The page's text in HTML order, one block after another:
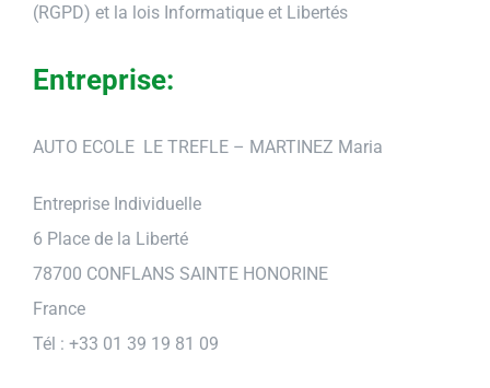
(RGPD) et la lois Informatique et Libertés
Entreprise:
AUTO ECOLE LE TREFLE – MARTINEZ Maria
Entreprise Individuelle
6 Place de la Liberté
78700 CONFLANS SAINTE HONORINE
France
Tél : +33 01 39 19 81 09